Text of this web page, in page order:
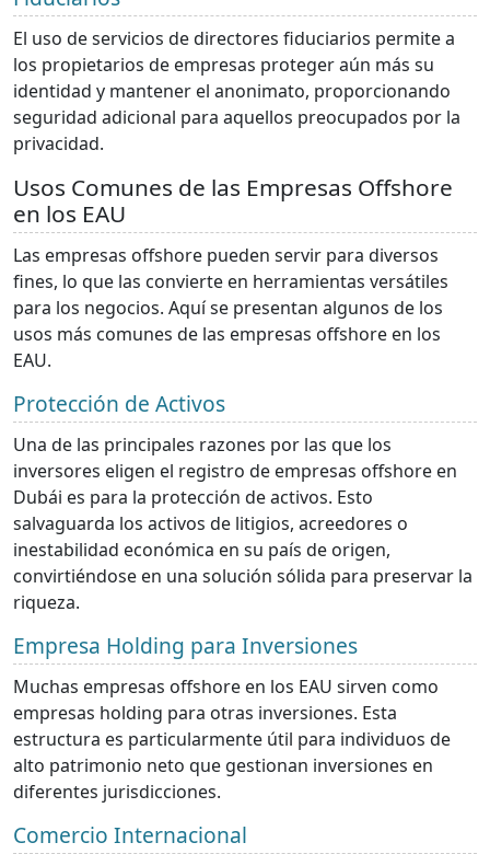
El uso de servicios de directores fiduciarios permite a
los propietarios de empresas proteger aún más su
identidad y mantener el anonimato, proporcionando
seguridad adicional para aquellos preocupados por la
privacidad.
Usos Comunes de las Empresas Offshore
en los EAU
Las empresas offshore pueden servir para diversos
fines, lo que las convierte en herramientas versátiles
para los negocios. Aquí se presentan algunos de los
usos más comunes de las empresas offshore en los
EAU.
Protección de Activos
Una de las principales razones por las que los
inversores eligen el registro de empresas offshore en
Dubái es para la protección de activos. Esto
salvaguarda los activos de litigios, acreedores o
inestabilidad económica en su país de origen,
convirtiéndose en una solución sólida para preservar la
riqueza.
Empresa Holding para Inversiones
Muchas empresas offshore en los EAU sirven como
empresas holding para otras inversiones. Esta
estructura es particularmente útil para individuos de
alto patrimonio neto que gestionan inversiones en
diferentes jurisdicciones.
Comercio Internacional